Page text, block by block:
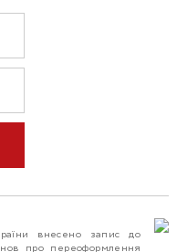
внесено запис до
про переоформлення